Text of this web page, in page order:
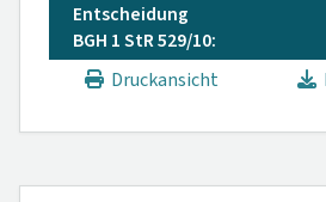
Entscheidung
BGH 1 StR 529/10:
Druckansicht